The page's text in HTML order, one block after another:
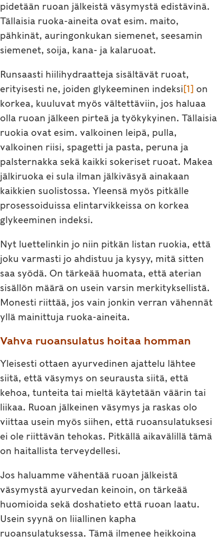
pidetään ruoan jälkeistä väsymystä edistävinä.
Tällaisia ruoka-aineita ovat esim. maito,
pähkinät, auringonkukan siemenet, seesamin
siemenet, soija, kana- ja kalaruoat.
Runsaasti hiilihydraatteja sisältävät ruoat,
erityisesti ne, joiden glykeeminen indeksi[1] on
korkea, kuuluvat myös vältettäviin, jos haluaa
olla ruoan jälkeen pirteä ja työkykyinen. Tällaisia
ruokia ovat esim. valkoinen leipä, pulla,
valkoinen riisi, spagetti ja pasta, peruna ja
palsternakka sekä kaikki sokeriset ruoat. Makea
jälkiruoka ei sula ilman jälkiväsyä ainakaan
kaikkien suolistossa. Yleensä myös pitkälle
prosessoiduissa elintarvikkeissa on korkea
glykeeminen indeksi.
Nyt luettelinkin jo niin pitkän listan ruokia, että
joku varmasti jo ahdistuu ja kysyy, mitä sitten
saa syödä. On tärkeää huomata, että aterian
sisällön määrä on usein varsin merkityksellistä.
Monesti riittää, jos vain jonkin verran vähennät
yllä mainittuja ruoka-aineita.
Vahva ruoansulatus hoitaa homman
Yleisesti ottaen ayurvedinen ajattelu lähtee
siitä, että väsymys on seurausta siitä, että
kehoa, tunteita tai mieltä käytetään väärin tai
liikaa. Ruoan jälkeinen väsymys ja raskas olo
viittaa usein myös siihen, että ruoansulatuksesi
ei ole riittävän tehokas. Pitkällä aikavälillä tämä
on haitallista terveydellesi.
Jos haluamme vähentää ruoan jälkeistä
väsymystä ayurvedan keinoin, on tärkeää
huomioida sekä doshatieto että ruoan laatu.
Usein syynä on liiallinen kapha
ruoansulatuksessa. Tämä ilmenee heikkoina